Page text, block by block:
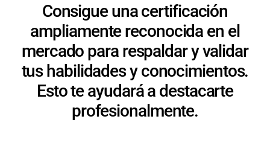
Consigue una certificación
ampliamente reconocida en el
mercado para respaldar y validar
tus habilidades y conocimientos.
Esto te ayudará a destacarte
profesionalmente.